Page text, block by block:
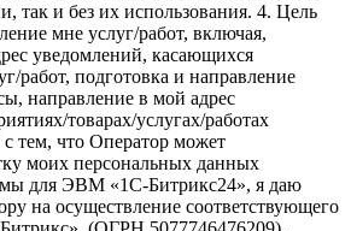
так и без их использования. 4. Цель
мне услуг/работ, включая,
уведомлений, касающихся
работ, подготовка и направление
направление в мой адрес
товарах/услугах/работах
тем, что Оператор может
моих персональных данных
для ЭВМ «1С-Битрикс24», я даю
на осуществление соответствующего